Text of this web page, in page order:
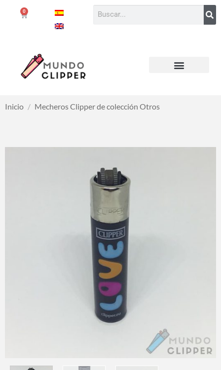
0
Inicio / Mecheros Clipper de colección Otros